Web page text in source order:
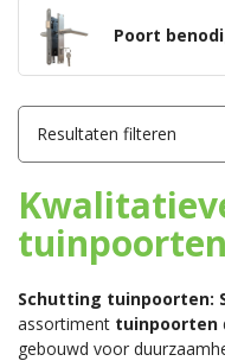
Poort
Resultaten filteren
tuinpoorten
Schutting tuinpoorten:
assortiment tuinpoorten
gebouwd voor